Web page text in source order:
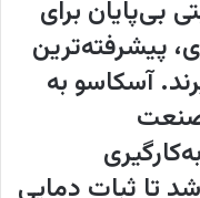
بی‌پایان برای
پیشرفته‌ترین
آسکاسو به
صنعت
تا ثبات دمایی